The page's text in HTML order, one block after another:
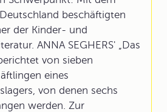
beschäftigten
der Kinder- und
ANNA SEGHERS' „Das
von sieben
eines
von denen sechs
werden. Zur